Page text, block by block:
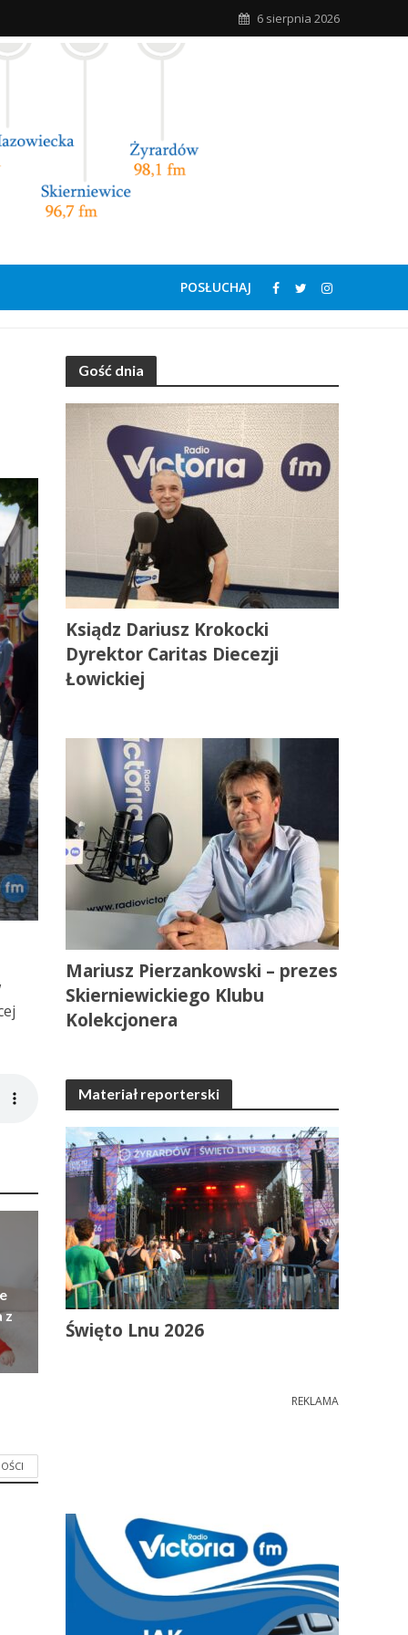
6 sierpnia 2026
POSŁUCHAJ
z
Gość dnia
Ksiądz Dariusz Krokocki
Dyrektor Caritas Diecezji
Łowickiej
Mariusz Pierzankowski – prezes
Skierniewickiego Klubu
Kolekcjonera
Materiał reporterski
Święto Lnu 2026
REKLAMA